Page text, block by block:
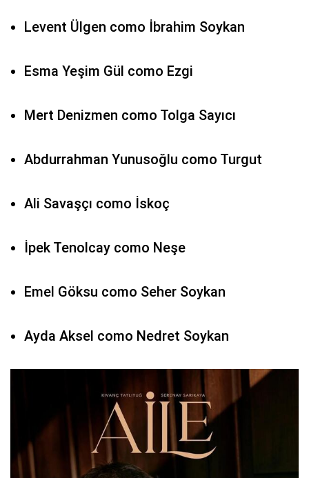
Levent Ülgen como İbrahim Soykan
Esma Yeşim Gül como Ezgi
Mert Denizmen como Tolga Sayıcı
Abdurrahman Yunusoğlu como Turgut
Ali Savaşçı como İskoç
İpek Tenolcay como Neşe
Emel Göksu como Seher Soykan
Ayda Aksel como Nedret Soykan